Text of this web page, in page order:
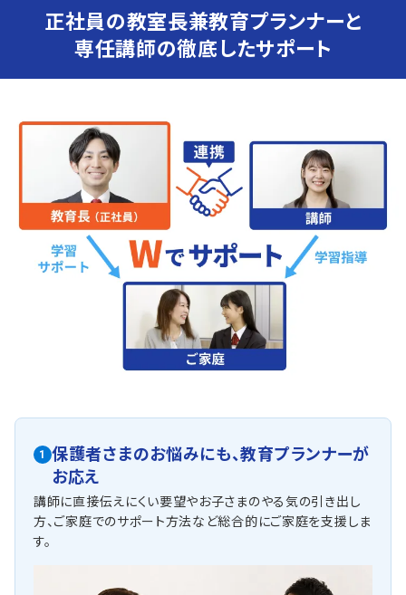
正社員の教室長兼教育プランナーと
専任講師の徹底したサポート
1 保護者さまのお悩みにも、教育プランナーが
お応え
講師に直接伝えにくい要望やお子さまのやる気の引き出し
方、ご家庭でのサポート方法など総合的にご家庭を支援しま
す。